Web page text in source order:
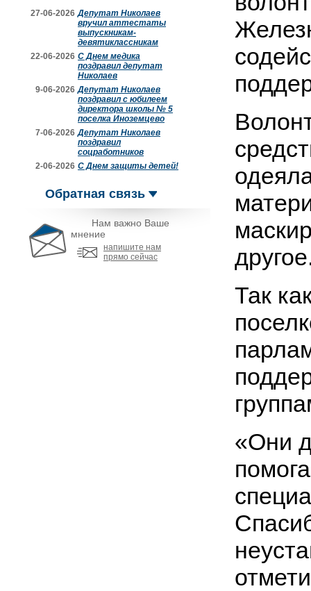
27-06-2026 Депутат Николаев
вручил аттестаты
выпускникам-
девятиклассникам
22-06-2026 С Днем медика
поздравил депутат
Николаев
9-06-2026 Депутат Николаев
поздравил с юбилеем
директора школы № 5
поселка Иноземцево
7-06-2026 Депутат Николаев
поздравил
соцработников
2-06-2026 С Днем защиты детей!
Обратная связь
Нам важно Ваше
мнение
напишите нам
прямо сейчас
Так
«Они